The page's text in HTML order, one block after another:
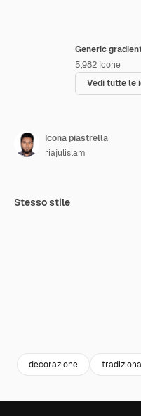
Generic
5,982 Icone
Vedi tutte le
Icona piastrella
riajulislam
Stesso stile
decorazione